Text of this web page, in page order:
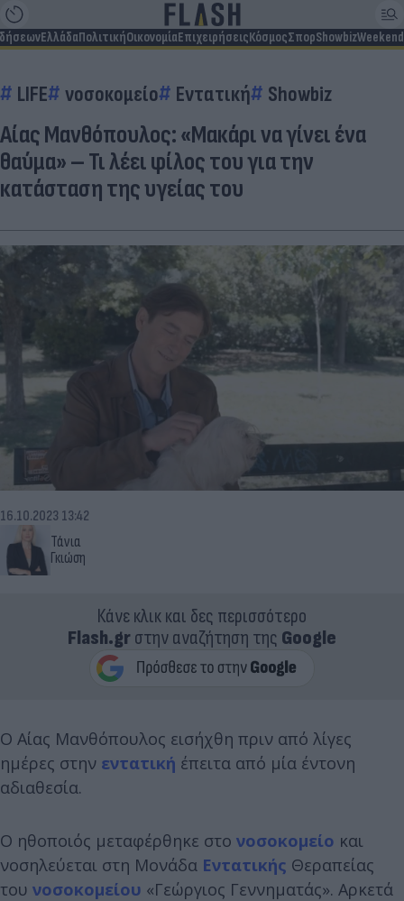
ΕλλάδαΠολιτικήΟικονομίαΕπιχειρήσειςΚόσμοςΣπορShowbizWeekend
LIFE νοσοκομείο Εντατική Showbiz
Αίας Μανθόπουλος: «Μακάρι να γίνει ένα
θαύμα» – Τι λέει φίλος του για την
κατάσταση της υγείας του
Τάνια
Γκιώση
16.10.2023 13:42
Κάνε κλικ και δες περισσότερο
Flash.grστην αναζήτηση της Google
Ο Αίας Μανθόπουλος εισήχθη πριν από λίγες
ημέρες στην εντατική έπειτα από μία έντονη
αδιαθεσία.
Ο ηθοποιός μεταφέρθηκε στο νοσοκομείο και
νοσηλεύεται στη Μονάδα Εντατικής Θεραπείας
του νοσοκομείου «Γεώργιος Γεννηματάς». Αρκετά